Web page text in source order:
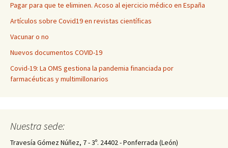
Pagar para que te eliminen. Acoso al ejercicio médico en España
Artículos sobre Covid19 en revistas científicas
Vacunar o no
Nuevos documentos COVID-19
Covid-19: La OMS gestiona la pandemia financiada por
farmacéuticas y multimillonarios
Nuestra sede:
Travesía Gómez Núñez, 7 - 3º. 24402 - Ponferrada (León)